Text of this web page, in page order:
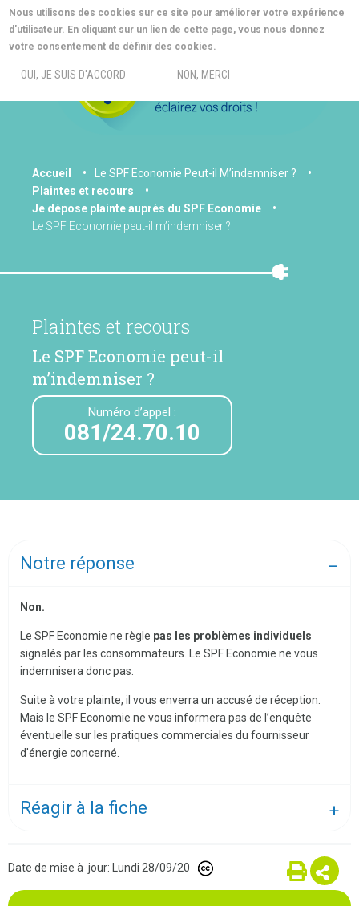
Nous utilisons des cookies sur ce site pour améliorer votre expérience
d'utilisateur. En cliquant sur un lien de cette page, vous nous donnez
votre consentement de définir des cookies.
OUI, JE SUIS D'ACCORD NON, MERCI
Aller
au
contenu
MENU
You
are
here
Accueil
Le SPF Economie Peut-il M’indemniser ?
Plaintes et recours
Je dépose plainte auprès du SPF Economie
Le SPF Economie peut-il m’indemniser ?
Plaintes et recours
Le SPF Economie peut-il
m’indemniser ?
Numéro d’appel :
081/24.70.10
Notre réponse
Non.
Le SPF Economie ne règle pas les problèmes individuels
signalés par les consommateurs. Le SPF Economie ne vous
indemnisera donc pas.
Suite à votre plainte, il vous enverra un accusé de réception.
Mais le SPF Economie ne vous informera pas de l’enquête
éventuelle sur les pratiques commerciales du fournisseur
d'énergie concerné.
Réagir à la fiche
Date de mise à jour: Lundi 28/09/20